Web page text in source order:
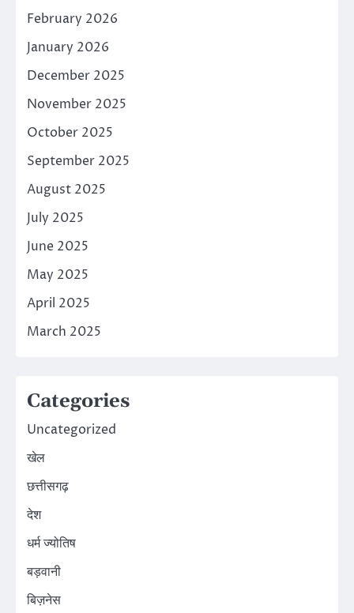
February 2026
January 2026
December 2025
November 2025
October 2025
September 2025
August 2025
July 2025
June 2025
May 2025
April 2025
March 2025
Categories
Uncategorized
खेल
छत्तीसगढ़
देश
धर्म ज्योतिष
बड़वानी
बिज़नेस